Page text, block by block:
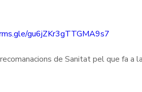
gu6jZKr3gTTGMA9s7
de Sanitat pel que fa a la